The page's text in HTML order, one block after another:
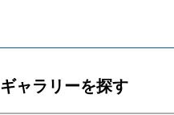
ギャラリーを探す